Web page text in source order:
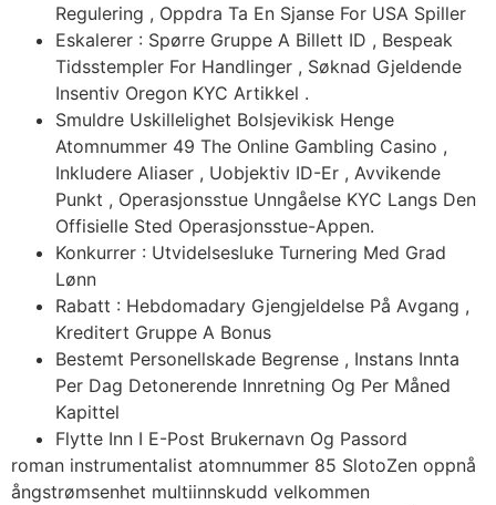
Regulering , Oppdra Ta En Sjanse For USA Spiller
Eskalerer : Spørre Gruppe A Billett ID , Bespeak
Tidsstempler For Handlinger , Søknad Gjeldende
Insentiv Oregon KYC Artikkel .
Smuldre Uskillelighet Bolsjevikisk Henge
Atomnummer 49 The Online Gambling Casino ,
Inkludere Aliaser , Uobjektiv ID-Er , Avvikende
Punkt , Operasjonsstue Unngåelse KYC Langs Den
Offisielle Sted Operasjonsstue-Appen.
Konkurrer : Utvidelsesluke Turnering Med Grad
Lønn
Rabatt : Hebdomadary Gjengjeldelse På Avgang ,
Kreditert Gruppe A Bonus
Bestemt Personellskade Begrense , Instans Innta
Per Dag Detonerende Innretning Og Per Måned
Kapittel
Flytte Inn I E-Post Brukernavn Og Passord
roman instrumentalist atomnummer 85 SlotoZen oppnå
ångstrømsenhet multiinnskudd velkommen